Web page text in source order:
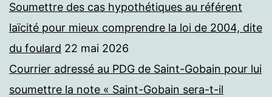
Soumettre des cas hypothétiques au référent
laïcité pour mieux comprendre la loi de 2004, dite
du foulard 22 mai 2026
Courrier adressé au PDG de Saint-Gobain pour lui
soumettre la note « Saint-Gobain sera-t-il